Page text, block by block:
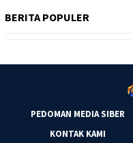
BERITA POPULER
PEDOMAN MEDIA SIBER
KONTAK KAMI